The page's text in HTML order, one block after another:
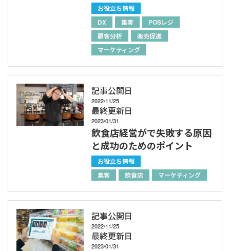
お役立ち情報
DX
集客
POSレジ
顧客分析
販売促進
マーケティング
記事公開日
2022/11/25
最終更新日
2023/01/31
飲食店経営がで失敗する原因
と成功のためのポイント
お役立ち情報
集客
飲食店 マーケティング
記事公開日
2022/11/25
最終更新日
2023/01/31